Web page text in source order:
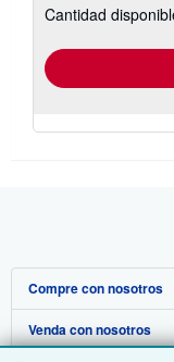
Cantidad
Compre con nosotros
Búsqueda avanzada
Venda con nosotros